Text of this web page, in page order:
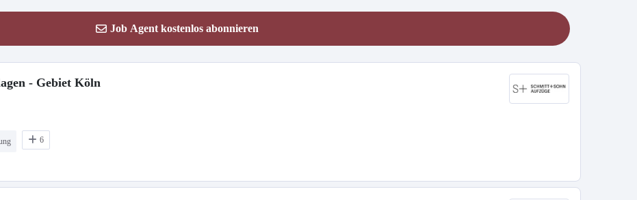
Job Agent kostenlos abonnieren
- Gebiet Köln
6